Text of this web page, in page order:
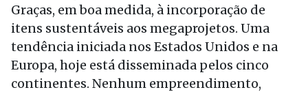
Graças, em boa medida, à incorporação de
itens sustentáveis aos megaprojetos. Uma
tendência iniciada nos Estados Unidos e na
Europa, hoje está disseminada pelos cinco
continentes. Nenhum empreendimento,